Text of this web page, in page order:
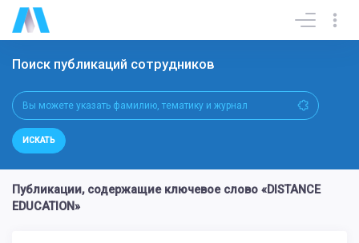
Поиск публикаций сотрудников
ИСКАТЬ
Публикации, содержащие ключевое слово «DISTANCE
EDUCATION»